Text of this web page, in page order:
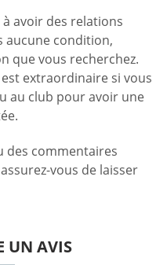
avoir des relations
aucune condition,
que vous recherchez.
est extraordinaire si vous
au club pour avoir une
des commentaires
vous de laisser
UN AVIS